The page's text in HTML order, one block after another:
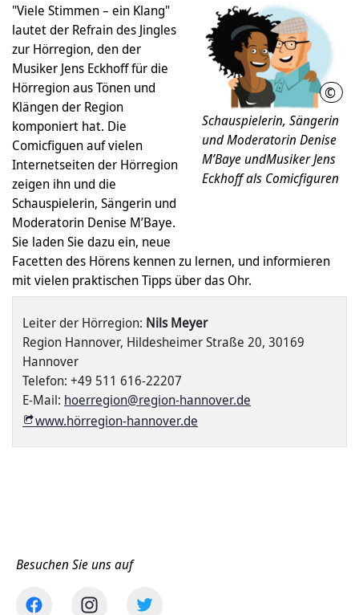
©
Schauspielerin, Sängerin
und Moderatorin Denise
M’Baye undMusiker Jens
Eckhoff als Comicfiguren
"Viele Stimmen – ein Klang"
lautet der Refrain des Jingles
zur Hörregion, den der
Musiker Jens Eckhoff für die
Hörregion aus Tönen und
Klängen der Region
komponiert hat. Die
Comicfiguen auf vielen
Internetseiten der Hörregion
zeigen ihn und die
Schauspielerin, Sängerin und
Moderatorin Denise M’Baye.
Sie laden Sie dazu ein, neue
Facetten des Hörens kennen zu lernen, und informieren
mit vielen praktischen Tipps über das Ohr.
Leiter der Hörregion: Nils Meyer
Region Hannover, Hildesheimer Straße 20, 30169
Hannover
Telefon: +49 511 616-22207
E-Mail: hoerregion@region-hannover.de
www.hörregion-hannover.de
Besuchen Sie uns auf